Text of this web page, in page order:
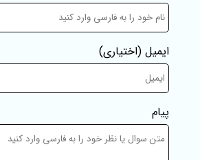
ایمیل (اختیاری)
پیام